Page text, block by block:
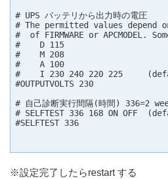
# UPS バッテリから出力時の電圧
# The permitted values
#  of FIRMWARE or APCMODEL.
#    D 115
#    M 208
#    A 100
#    I 230 240 220 225
#OUTPUTVOLTS 230
# 自己診断実行間隔(時間) 336=2
# SELFTEST 336 168 ON OFF
#SELFTEST 336
※設定完了したらrestart する